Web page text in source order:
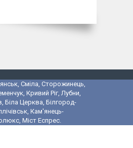
Сміла, Сторожинець,
Кривий Ріг, Лубни,
Біла Церква, Білгород-
Кам'янець-
Міст Еспрес.